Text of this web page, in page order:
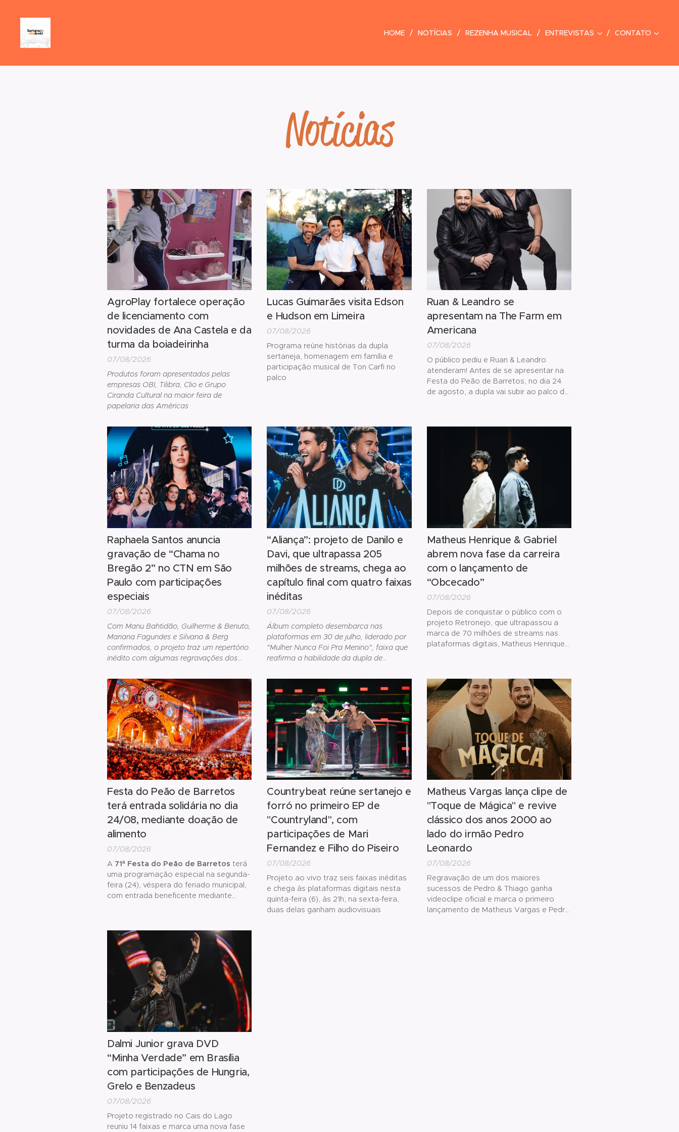
HOME NOTÍCIAS REZENHA MUSICAL ENTREVISTAS CONTATO
Notícias
AgroPlay fortalece operação
de licenciamento com
novidades de Ana Castela e da
turma da boiadeirinha
07/08/2026
Produtos foram apresentados pelas
empresas OBI, Tilibra, Clio e Grupo
Ciranda Cultural na maior feira de
papelaria das Américas
Lucas Guimarães visita Edson
e Hudson em Limeira
07/08/2026
Programa reúne histórias da dupla
sertaneja, homenagem em família e
participação musical de Ton Carfi no
palco
Ruan & Leandro se
apresentam na The Farm em
Americana
07/08/2026
O público pediu e Ruan & Leandro
atenderam! Antes de se apresentar na
Festa do Peão de Barretos, no dia 24
de agosto, a dupla vai subir ao palco da
da música sertaneja. O show está
Raphaela Santos anuncia
gravação de “Chama no
Bregão 2” no CTN em São
Paulo com participações
especiais
07/08/2026
Com Manu Bahtidão, Guilherme & Benuto,
Mariana Fagundes e Silvana & Berg
confirmados, o projeto traz um repertório
inédito com algumas regravações dos
“Aliança”: projeto de Danilo e
Davi, que ultrapassa 205
milhões de streams, chega ao
capítulo final com quatro faixas
inéditas
07/08/2026
Álbum completo desembarca nas
plataformas em 30 de julho, liderado por
"Mulher Nunca Foi Pra Menino", faixa que
reafirma a habilidade da dupla de
grandes sucessos
Matheus Henrique & Gabriel
abrem nova fase da carreira
com o lançamento de
“Obcecado”
07/08/2026
Depois de conquistar o público com o
projeto Retronejo, que ultrapassou a
marca de 70 milhões de streams nas
plataformas digitais, Matheus Henrique
autoral e que abre caminho para um
DVD composto exclusivamente por
canções inéditas.
Festa do Peão de Barretos
terá entrada solidária no dia
24/08, mediante doação de
alimento
07/08/2026
A 71ª Festa do Peão de Barretos terá
uma programação especial na segunda-
feira (24), véspera do feriado municipal,
com entrada beneficente mediante
destinados a instituições assistenciais
de Barretos.
Countrybeat reúne sertanejo e
forró no primeiro EP de
"Countryland", com
participações de Mari
Fernandez e Filho do Piseiro
07/08/2026
Projeto ao vivo traz seis faixas inéditas
e chega às plataformas digitais nesta
quinta-feira (6), às 21h; na sexta-feira,
duas delas ganham audiovisuais
Matheus Vargas lança clipe de
"Toque de Mágica" e revive
clássico dos anos 2000 ao
lado do irmão Pedro
Leonardo
07/08/2026
Regravação de um dos maiores
sucessos de Pedro & Thiago ganha
videoclipe oficial e marca o primeiro
lançamento de Matheus Vargas e Pedro
Dalmi Junior grava DVD
“Minha Verdade” em Brasília
com participações de Hungria,
Grelo e Benzadeus
07/08/2026
Projeto registrado no Cais do Lago
reuniu 14 faixas e marca uma nova fase